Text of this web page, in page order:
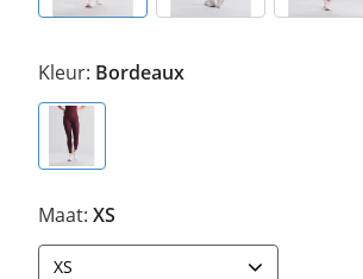
Kleur: Bordeaux
Maat: XS
XS